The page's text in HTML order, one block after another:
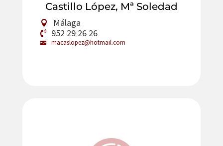
Castillo López, Mª Soledad
Málaga
952 29 26 26
macaslopez@hotmail.com